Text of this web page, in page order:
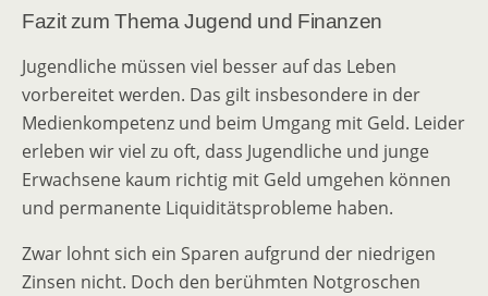
Fazit zum Thema Jugend und Finanzen
Jugendliche müssen viel besser auf das Leben
vorbereitet werden. Das gilt insbesondere in der
Medienkompetenz und beim Umgang mit Geld. Leider
erleben wir viel zu oft, dass Jugendliche und junge
Erwachsene kaum richtig mit Geld umgehen können
und permanente Liquiditätsprobleme haben.
Zwar lohnt sich ein Sparen aufgrund der niedrigen
Zinsen nicht. Doch den berühmten Notgroschen